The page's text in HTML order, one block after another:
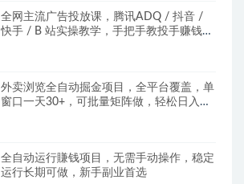
全网主流广告投放课，腾讯ADQ / 抖音 /
快手 / B 站实操教学，手把手教投手赚钱变
外卖浏览全自动掘金项目，全平台覆盖，单
窗口一天30+，可批量矩阵做，轻松日入
全自动运行賺钱项目，无需手动操作，稳定
运行长期可做，新手副业首选